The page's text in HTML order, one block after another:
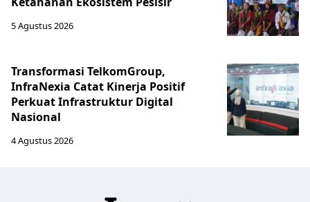
5 Agustus 2026
Transformasi TelkomGroup,
InfraNexia Catat Kinerja Positif
Perkuat Infrastruktur Digital
Nasional
4 Agustus 2026